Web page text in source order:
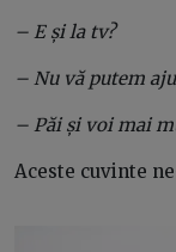
– E și la tv?
– Nu vă putem
– Păi și voi mai
Aceste cuvinte